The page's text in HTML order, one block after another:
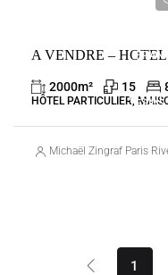
A VENDRE –
2000m² 15
HÔTEL PARTICULIER,
Michaël Zingraf Paris
1